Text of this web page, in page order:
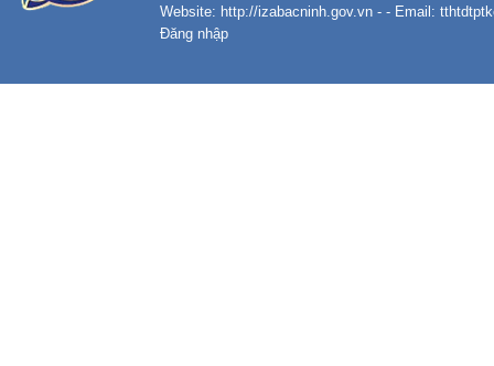
Website: http://izabacninh.gov.vn - - Email:
Đăng nhập